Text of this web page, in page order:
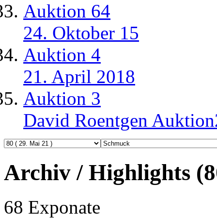
Auktion 64
24. Oktober 15
Auktion 4
21. April 2018
Auktion 3
David Roentgen
Archiv / Highlights
68 Exponate